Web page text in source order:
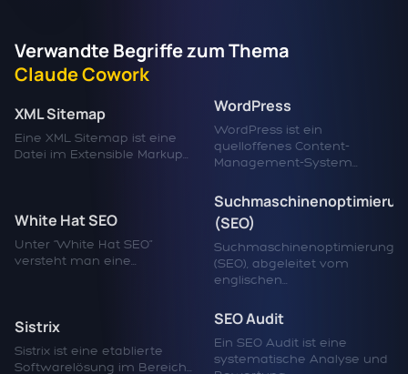
Verwandte Begriffe zum Thema
Claude Cowork
XML Sitemap
Eine XML Sitemap ist eine
Datei im Extensible Markup...
WordPress
WordPress ist ein
quelloffenes Content-
Management-System...
White Hat SEO
Unter “White Hat SEO”
versteht man eine...
(SEO)
Suchmaschinenoptimierung
(SEO), abgeleitet vom
englischen...
Sistrix
Sistrix ist eine etablierte
Softwarelösung im Bereich...
SEO Audit
Ein SEO Audit ist eine
systematische Analyse und